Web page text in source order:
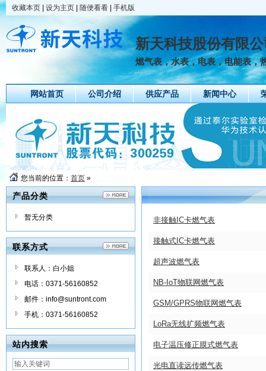
收藏本页 设为主页 随便看看 手机版
新天科技股份有限
燃气表，水表，电表，电能表，
网站首页 公司介绍 供应产品 新闻中心
您当前的位置： 首页 »
产品分类
暂无分类
联系方式
联系人：白小姐
电话：0371-56160852
邮件：info@suntront.com
手机：0371-56160852
站内搜索
非接触IC卡燃气表
接触式IC卡燃气表
超声波燃气表
NB-IoT物联网燃气表
GSM/GPRS物联网燃气表
LoRa无线扩频燃气表
电子温压修正膜式燃气表
光电直读远传燃气表